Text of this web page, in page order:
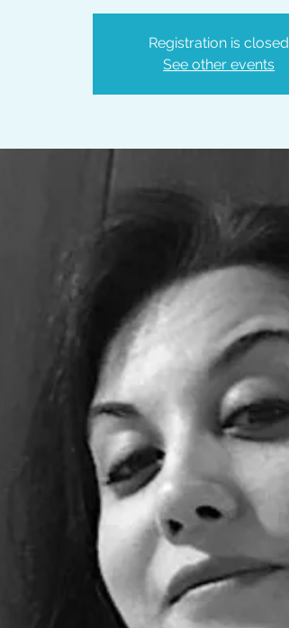
Registration is closed
See other events